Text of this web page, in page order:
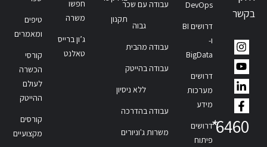
בקשר
6460
*
DevOps
דרושים BI
ו-
BigData
דרושים
מערכות
מידע
דרושים
פיתוח
עבודה עם שכר
גבוה
עבודה מהבית
עבודה בהייטק
ללא ניסיון
עבודה בהדרכה
משרות ג'וניורים
תקנון
חפשו
משרה
ג’ון ברייס
טאלנט
טיפים
ומאמרים
קורסי
הכשרה
לעולם
ההייטק
קורסים
מקצועיים